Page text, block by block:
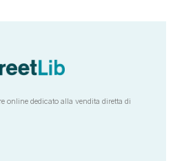
online dedicato alla vendita diretta di